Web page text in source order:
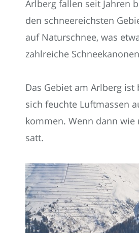
Arlberg fallen seit Jahren
den schneereichsten
auf Naturschnee, was
zahlreiche
Das Gebiet am Arlberg
sich feuchte Luftmassen
kommen. Wenn dann
satt.